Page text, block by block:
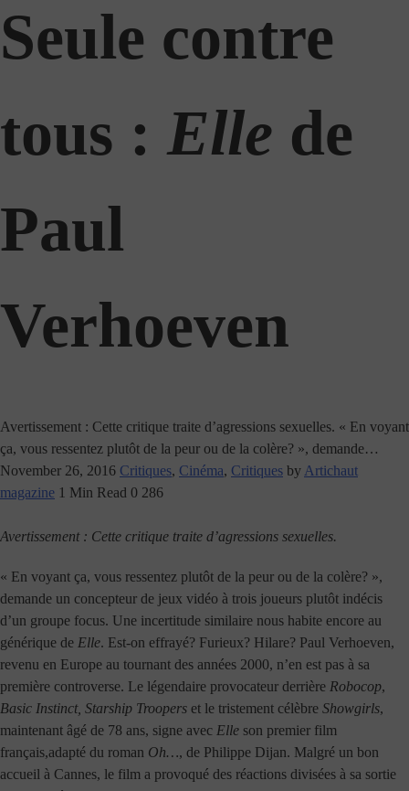
Seule contre
tous : Elle de
Paul
Verhoeven
Avertissement : Cette critique traite d’agressions sexuelles. « En voyant
ça, vous ressentez plutôt de la peur ou de la colère? », demande…
November 26, 2016 Critiques, Cinéma, Critiques by Artichaut
magazine 1 Min Read 0 286
Avertissement : Cette critique traite d’agressions sexuelles.
« En voyant ça, vous ressentez plutôt de la peur ou de la colère? »,
demande un concepteur de jeux vidéo à trois joueurs plutôt indécis
d’un groupe focus. Une incertitude similaire nous habite encore au
générique de Elle. Est-on effrayé? Furieux? Hilare? Paul Verhoeven,
revenu en Europe au tournant des années 2000, n’en est pas à sa
première controverse. Le légendaire provocateur derrière Robocop,
Basic Instinct, Starship Troopers et le tristement célèbre Showgirls,
maintenant âgé de 78 ans, signe avec Elle son premier film
français,adapté du roman Oh…, de Philippe Dijan. Malgré un bon
accueil à Cannes, le film a provoqué des réactions divisées à sa sortie